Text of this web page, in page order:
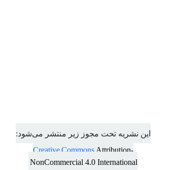
این نشریه تحت مجوز زیر منتشر می‌شود:
Creative Commons Attribution-
NonCommercial 4.0 International